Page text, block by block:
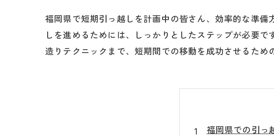
福岡県で短期引っ越しを計画中の皆さん、効率的な準
しを進めるためには、しっかりとしたステップが必要
造りテクニックまで、短期間での移動を成功させるため
福岡県での引っ